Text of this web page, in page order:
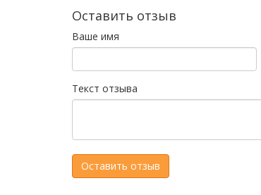
Оставить отзыв
Ваше имя
Текст отзыва